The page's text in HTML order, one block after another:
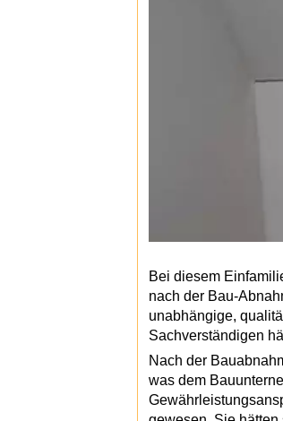
Bei diesem
nach der Bau-
unabhängige,
Sachverständigen
Nach der
was dem